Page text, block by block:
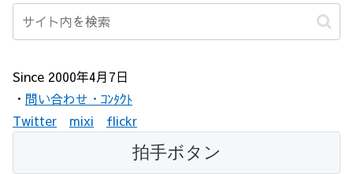
Since 2000年4月7日
・ 問い合わせ・ｺﾝﾀｸﾄ
Twitter
mixi flickr